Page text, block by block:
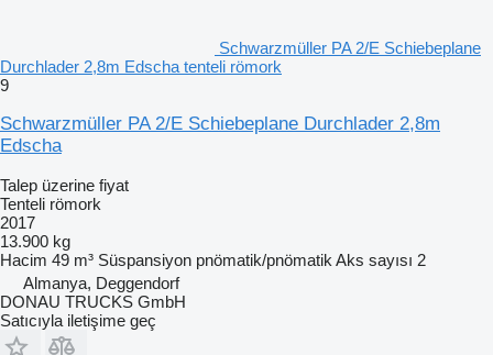
Schwarzmüller PA 2/E Schiebeplane
Durchlader 2,8m Edscha tenteli römork
9
Schwarzmüller PA 2/E Schiebeplane Durchlader 2,8m
Edscha
Talep üzerine fiyat
Tenteli römork
2017
13.900 kg
Hacim 49 m³ Süspansiyon pnömatik/pnömatik Aks sayısı 2
Almanya, Deggendorf
DONAU TRUCKS GmbH
Satıcıyla iletişime geç